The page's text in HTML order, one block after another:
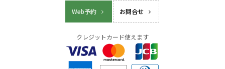
Web予約 お問合せ
クレジットカード使えます